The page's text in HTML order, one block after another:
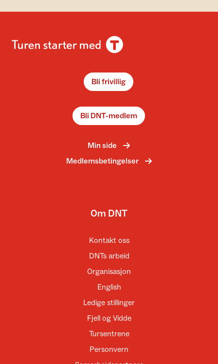
Bli frivillig
Bli DNT-medlem
Min side
Medlemsbetingelser
Om DNT
Kontakt oss
DNTs arbeid
Organisasjon
English
Ledige stillinger
Fjell og Vidde
Tursentrene
Personvern